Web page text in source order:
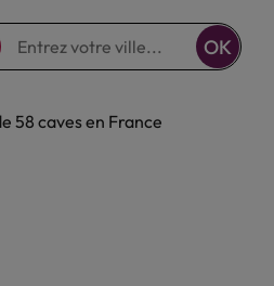
OK
58 caves en France